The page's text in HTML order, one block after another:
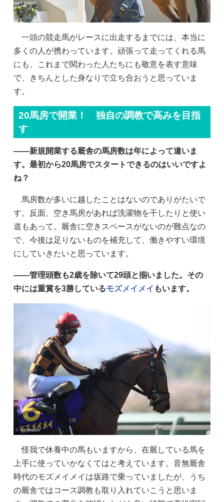
一頭の競走馬がレースに出走するまでには、本当に
多くの人が携わっています。頑張って走ってくれる馬
にも、これまで関わった人たちにも敬意を表す意味
で、きちんとした身なりで立ち合おうと思っていま
す。
20馬房で開業！ 独自の調教で高みを目指
す
——新規開業する厩舎の馬房数は年によって違いま
す。最初から20馬房でスタートできるのはいいですよ
ね？
馬房数が多いに越したことはないのでありがたいで
す。反面、空き馬房があれば洗濯物を干したりと使い
道もあって。厩舎に空きスペースがないのが難点なの
で、今後は足りないものを補充して、働きやすい環境
にしていきたいと思っています。
——管理頭数も2歳を除いて29頭と揃いました。その
中には重賞を3勝しているモズメイメイ もいます。
怪我で休養中の馬もいますから、在厩している馬を
上手に使っていかなくてはと考えています。音無厩舎
時代のモズメイメイは坂路で乗っていましたが、うち
の厩舎ではコース調教も取り入れていこうと思いま